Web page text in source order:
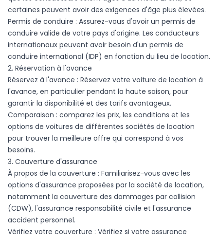
certaines peuvent avoir des exigences d'âge plus élevées.
Permis de conduire : Assurez-vous d'avoir un permis de
conduire valide de votre pays d'origine. Les conducteurs
internationaux peuvent avoir besoin d'un permis de
conduire international (IDP) en fonction du lieu de location.
2. Réservation à l'avance
Réservez à l'avance : Réservez votre voiture de location à
l'avance, en particulier pendant la haute saison, pour
garantir la disponibilité et des tarifs avantageux.
Comparaison : comparez les prix, les conditions et les
options de voitures de différentes sociétés de location
pour trouver la meilleure offre qui correspond à vos
besoins.
3. Couverture d'assurance
À propos de la couverture : Familiarisez-vous avec les
options d'assurance proposées par la société de location,
notamment la couverture des dommages par collision
(CDW), l'assurance responsabilité civile et l'assurance
accident personnel.
Vérifiez votre couverture : Vérifiez si votre assurance